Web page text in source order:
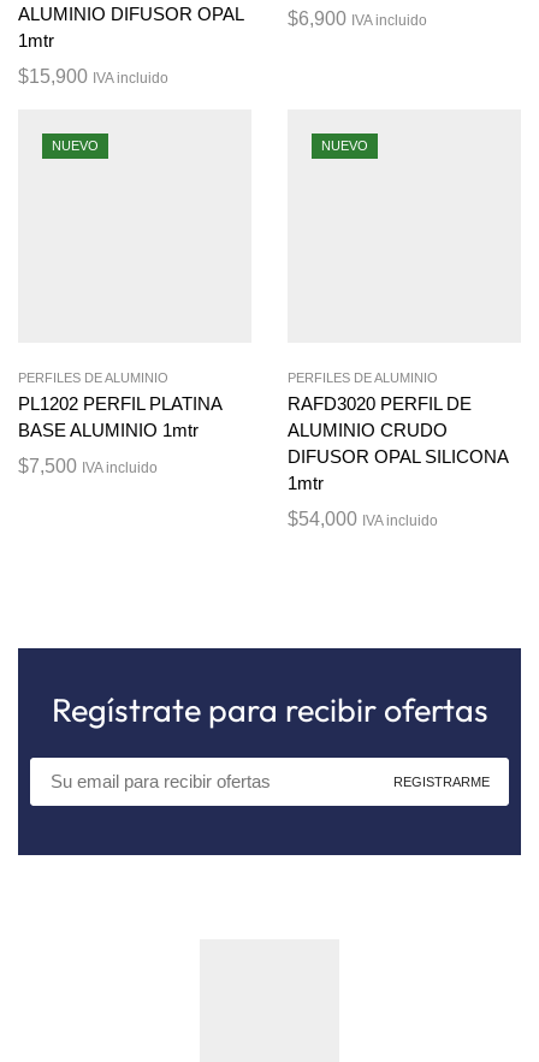
ALUMINIO DIFUSOR OPAL
1mtr
$15,900 IVA incluido
$6,900 IVA incluido
NUEVO
PERFILES DE ALUMINIO
PL1202 PERFIL PLATINA
BASE ALUMINIO 1mtr
$7,500 IVA incluido
NUEVO
PERFILES DE ALUMINIO
RAFD3020 PERFIL DE
ALUMINIO CRUDO
DIFUSOR OPAL SILICONA
1mtr
$54,000 IVA incluido
Regístrate para recibir ofertas